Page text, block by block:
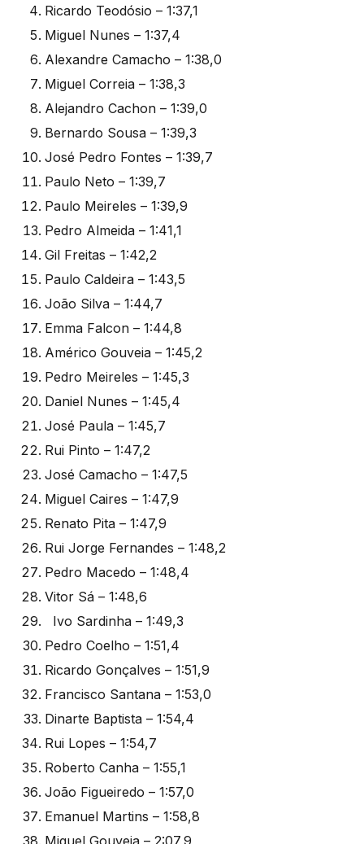
Ricardo Teodósio – 1:37,1
Miguel Nunes – 1:37,4
Alexandre Camacho – 1:38,0
Miguel Correia – 1:38,3
Alejandro Cachon – 1:39,0
Bernardo Sousa – 1:39,3
José Pedro Fontes – 1:39,7
Paulo Neto – 1:39,7
Paulo Meireles – 1:39,9
Pedro Almeida – 1:41,1
Gil Freitas – 1:42,2
Paulo Caldeira – 1:43,5
João Silva – 1:44,7
Emma Falcon – 1:44,8
Américo Gouveia – 1:45,2
Pedro Meireles – 1:45,3
Daniel Nunes – 1:45,4
José Paula – 1:45,7
Rui Pinto – 1:47,2
José Camacho – 1:47,5
Miguel Caires – 1:47,9
Renato Pita – 1:47,9
Rui Jorge Fernandes – 1:48,2
Pedro Macedo – 1:48,4
Vitor Sá – 1:48,6
Ivo Sardinha – 1:49,3
Pedro Coelho – 1:51,4
Ricardo Gonçalves – 1:51,9
Francisco Santana – 1:53,0
Dinarte Baptista – 1:54,4
Rui Lopes – 1:54,7
Roberto Canha – 1:55,1
João Figueiredo – 1:57,0
Emanuel Martins – 1:58,8